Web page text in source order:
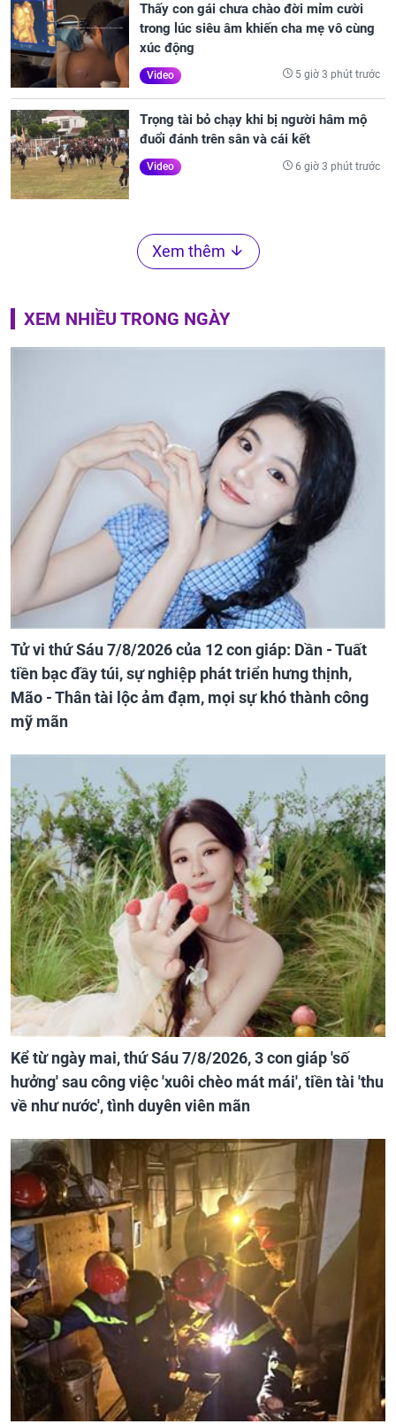
Thấy con gái chưa chào đời mỉm cười
trong lúc siêu âm khiến cha mẹ vô cùng
xúc động
Video 5 giờ 3 phút trước
Trọng tài bỏ chạy khi bị người hâm mộ
đuổi đánh trên sân và cái kết
Video 6 giờ 3 phút trước
Xem thêm
XEM NHIỀU TRONG NGÀY
Tử vi thứ Sáu 7/8/2026 của 12 con giáp: Dần - Tuất
tiền bạc đầy túi, sự nghiệp phát triển hưng thịnh,
Mão - Thân tài lộc ảm đạm, mọi sự khó thành công
mỹ mãn
Kể từ ngày mai, thứ Sáu 7/8/2026, 3 con giáp 'số
hưởng' sau công việc 'xuôi chèo mát mái', tiền tài 'thu
về như nước', tình duyên viên mãn